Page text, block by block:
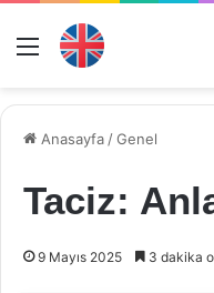
Menü
Anasayfa /Genel
Taciz:
9 Mayıs 2025 3 dakika